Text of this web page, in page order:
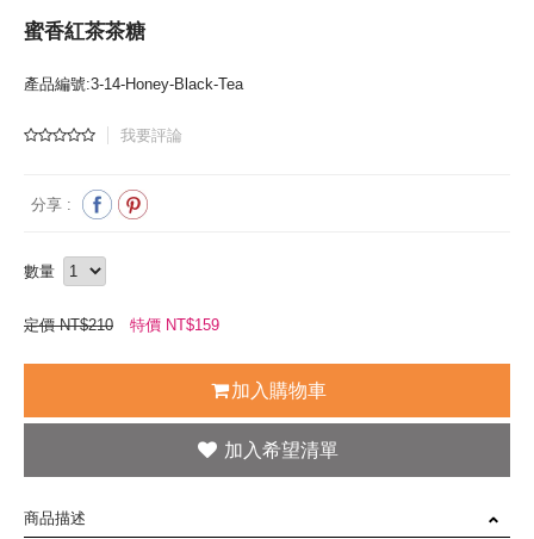
蜜香紅茶茶糖
產品編號:3-14-Honey-Black-Tea
我要評論
分享 :
數量
定價 NT$210 特價 NT$159
加入購物車
商品描述